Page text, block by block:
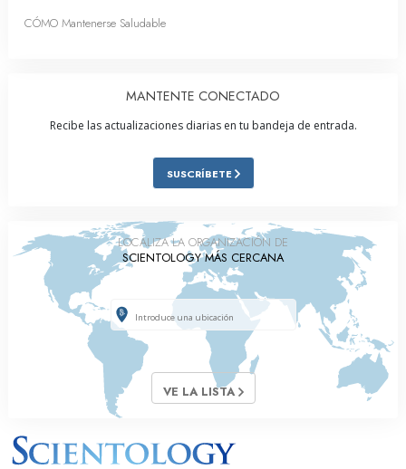
CÓMO Mantenerse Saludable
MANTENTE CONECTADO
Recibe las actualizaciones diarias en tu bandeja de entrada.
SUSCRÍBETE
LOCALIZA LA ORGANIZACIÓN DE
SCIENTOLOGY MÁS CERCANA
VE LA LISTA